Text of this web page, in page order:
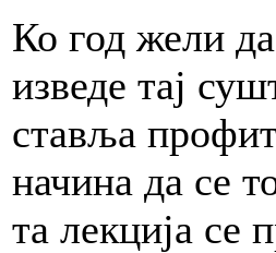
Ко год жели
изведе тај
ставља профит
начина да се
та лекција се